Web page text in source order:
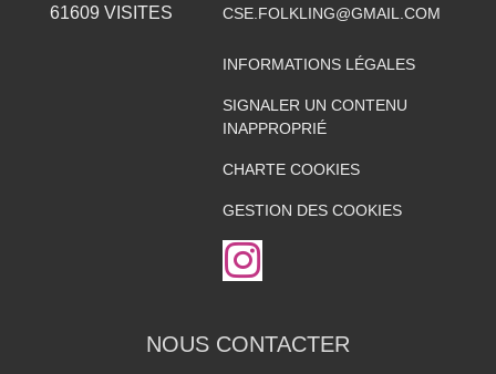
61609 VISITES
CSE.FOLKLING@GMAIL.COM
INFORMATIONS LÉGALES
SIGNALER UN CONTENU
INAPPROPRIÉ
CHARTE COOKIES
GESTION DES COOKIES
NOUS CONTACTER